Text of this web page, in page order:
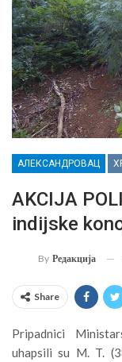
АЛЕКСАНДРОВАЦ
AKCIJA
indijske
By Редакција
Share
Pripadnici
uhapsili su M. T.